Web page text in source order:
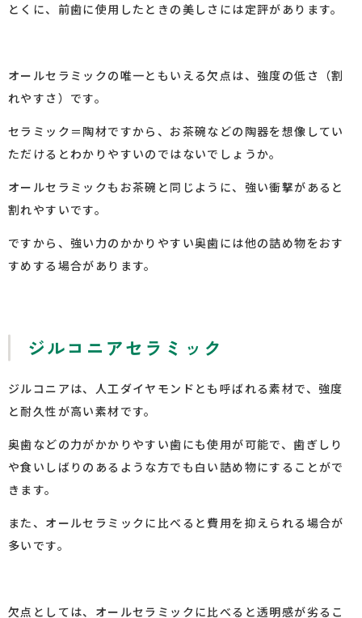
とくに、前歯に使用したときの美しさには定評があります。
オールセラミックの唯一ともいえる欠点は、強度の低さ（割
れやすさ）です。
セラミック＝陶材ですから、お茶碗などの陶器を想像してい
ただけるとわかりやすいのではないでしょうか。
オールセラミックもお茶碗と同じように、強い衝撃があると
割れやすいです。
ですから、強い力のかかりやすい奥歯には他の詰め物をおす
すめする場合があります。
ジルコニアセラミック
ジルコニアは、人工ダイヤモンドとも呼ばれる素材で、強度
と耐久性が高い素材です。
奥歯などの力がかかりやすい歯にも使用が可能で、歯ぎしり
や食いしばりのあるような方でも白い詰め物にすることがで
きます。
また、オールセラミックに比べると費用を抑えられる場合が
多いです。
欠点としては、オールセラミックに比べると透明感が劣るこ